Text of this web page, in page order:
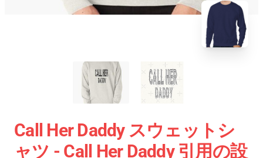
Call Her Daddy スウェットシ
ャツ - Call Her Daddy 引用の設